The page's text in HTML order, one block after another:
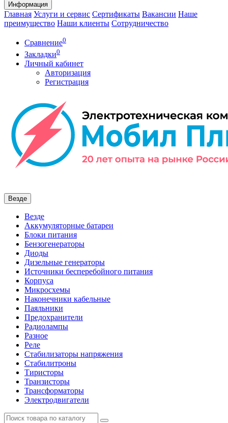
Информация
Главная Услуги и сервис Сертификаты Вакансии Наше
преимущество Наши клиенты Сотрудничество
Сравнение0
Закладки0
Личный кабинет
Авторизация
Регистрация
Везде
Везде
Аккумуляторные батареи
Блоки питания
Бензогенераторы
Диоды
Дизельные генераторы
Источники бесперебойного питания
Корпуса
Микросхемы
Наконечники кабельные
Паяльники
Предохранители
Радиолампы
Разное
Реле
Стабилизаторы напряжения
Стабилитроны
Тиристоры
Транзисторы
Трансформаторы
Электродвигатели